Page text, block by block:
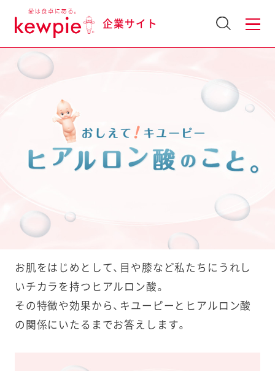
企業サイト
お肌をはじめとして、目や膝など私たちにうれし
いチカラを持つヒアルロン酸。
その特徴や効果から、キユーピーとヒアルロン酸
の関係にいたるまでお答えします。